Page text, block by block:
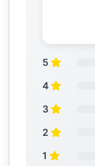
5
4
3
2
1